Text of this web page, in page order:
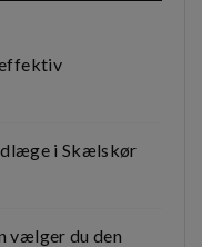
i Skælskør
vælger du den